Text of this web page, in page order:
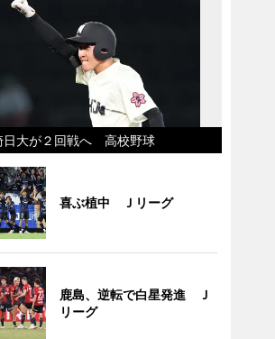
日大が２回戦へ 高校野球
喜ぶ植中 Ｊリーグ
鹿島、逆転で白星発進 Ｊ
リーグ